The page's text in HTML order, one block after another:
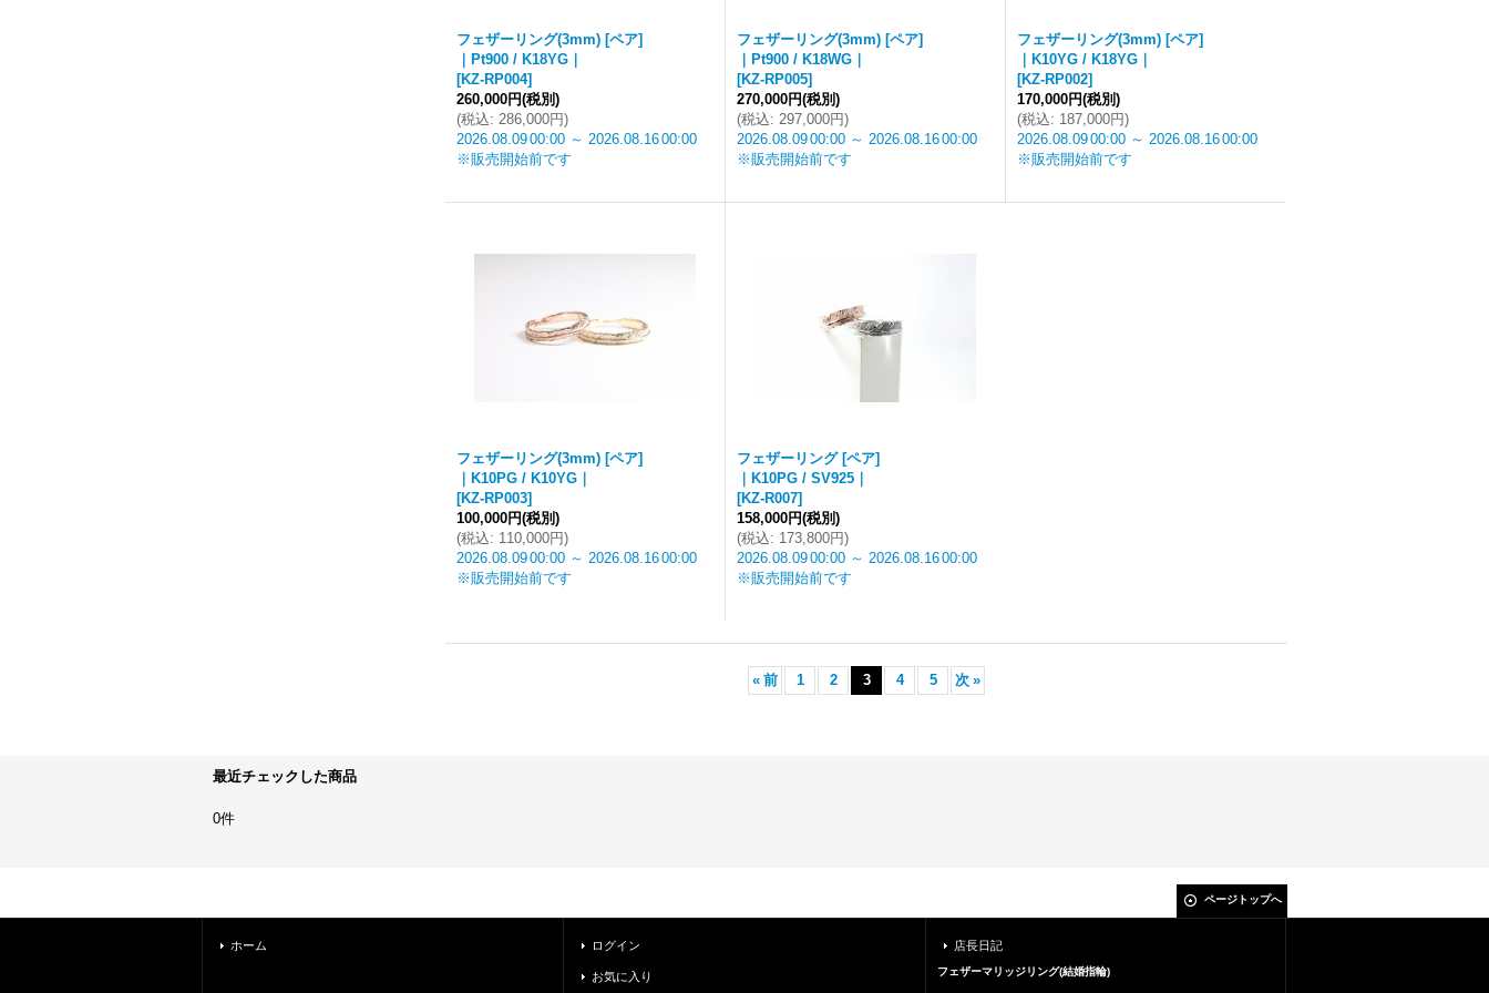
フェザーリング(3mm) [ペア]
｜Pt900 / K18YG｜
[KZ-RP004]
260,000円(税別)
(税込: 286,000円)
2026.08.0900:00 ～ 2026.08.1600:00
※販売開始前です
フェザーリング(3mm) [ペア]
｜Pt900 / K18WG｜
[KZ-RP005]
270,000円(税別)
(税込: 297,000円)
2026.08.0900:00 ～ 2026.08.1600:00
※販売開始前です
フェザーリング(3mm) [ペア]
｜K10YG / K18YG｜
[KZ-RP002]
170,000円(税別)
(税込: 187,000円)
2026.08.0900:00 ～ 2026.08.1600:00
※販売開始前です
フェザーリング(3mm) [ペア]
｜K10PG / K10YG｜
[KZ-RP003]
100,000円(税別)
(税込: 110,000円)
2026.08.0900:00 ～ 2026.08.1600:00
※販売開始前です
フェザーリング [ペア]
｜K10PG / SV925｜
[KZ-R007]
158,000円(税別)
(税込: 173,800円)
2026.08.0900:00 ～ 2026.08.1600:00
※販売開始前です
« 前 1 2 3 4 5 次 »
最近チェックした商品
0件
ページトップへ
ホーム ログイン
お気に入り
店長日記
フェザーマリッジリング(結婚指輪)